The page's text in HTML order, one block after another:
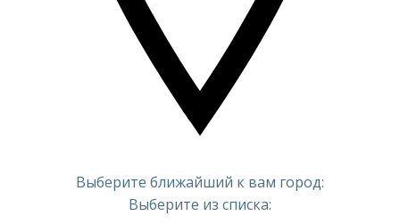
Выберите ближайший к вам город:
Выберите из списка: